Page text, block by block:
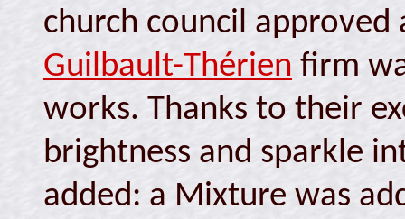
church council
Guilbault-Thérien firm
works. Thanks to their
brightness and sparkle
added: a Mixture was